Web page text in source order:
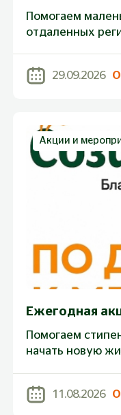
Помогаем
отдаленных
29.09.2026
Акции и
Ежегодная
Помогаем
начать новую
11.08.2026